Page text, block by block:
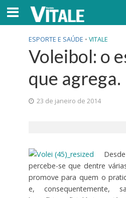
ESPORTE E SAÚDE • VITALE
Voleibol: o
que agrega.
23 de janeiro de 2014
percebe-se que dentre
promove para quem o
e, consequentemente,